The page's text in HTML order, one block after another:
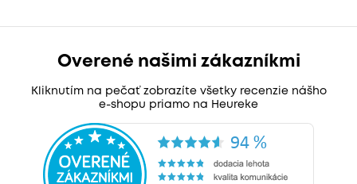
Overené našimi zákazníkmi
Kliknutím na pečať zobrazíte všetky recenzie nášho
e-shopu priamo na Heureke